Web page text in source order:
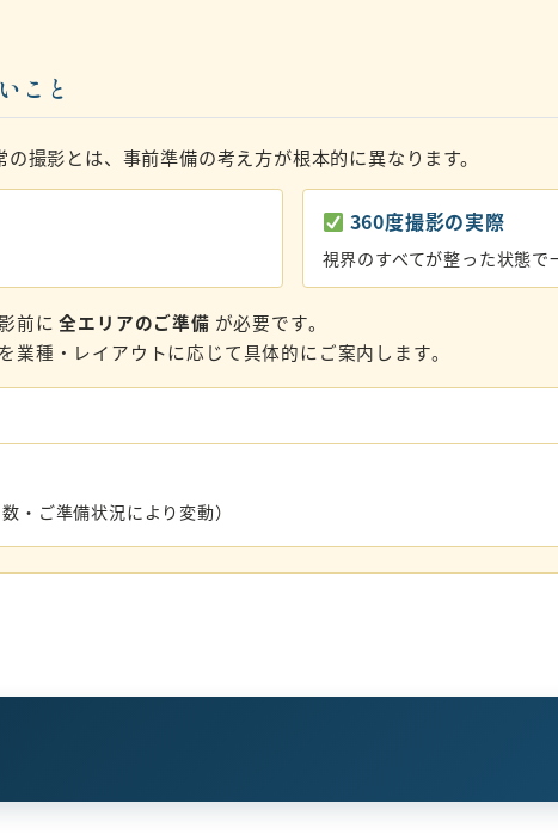
こと
撮影とは、事前準備の考え方が根本的に異なります。
360度撮影の実際
視界のすべてが整った状態で
前に全エリアのご準備 が必要です。
種・レイアウトに応じて具体的にご案内します。
・ご準備状況により変動）